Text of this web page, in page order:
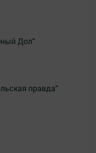
Дол"
правда"